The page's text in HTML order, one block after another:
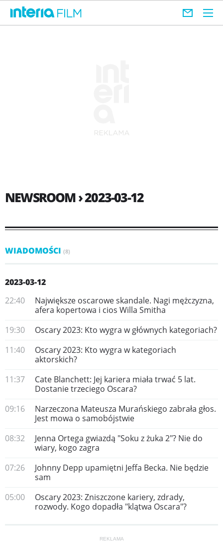
NEWSROOM › 2023-03-12
WIADOMOŚCI (8)
2023-03-12
22:40
Największe oscarowe skandale. Nagi mężczyzna,
afera kopertowa i cios Willa Smitha
19:30
Oscary 2023: Kto wygra w głównych kategoriach?
11:40
Oscary 2023: Kto wygra w kategoriach
aktorskich?
11:37
Cate Blanchett: Jej kariera miała trwać 5 lat.
Dostanie trzeciego Oscara?
09:16
Narzeczona Mateusza Murańskiego zabrała głos.
Jest mowa o samobójstwie
08:32
Jenna Ortega gwiazdą "Soku z żuka 2"? Nie do
wiary, kogo zagra
07:26
Johnny Depp upamiętni Jeffa Becka. Nie będzie
sam
05:00
Oscary 2023: Zniszczone kariery, zdrady,
rozwody. Kogo dopadła "klątwa Oscara"?
REKLAMA